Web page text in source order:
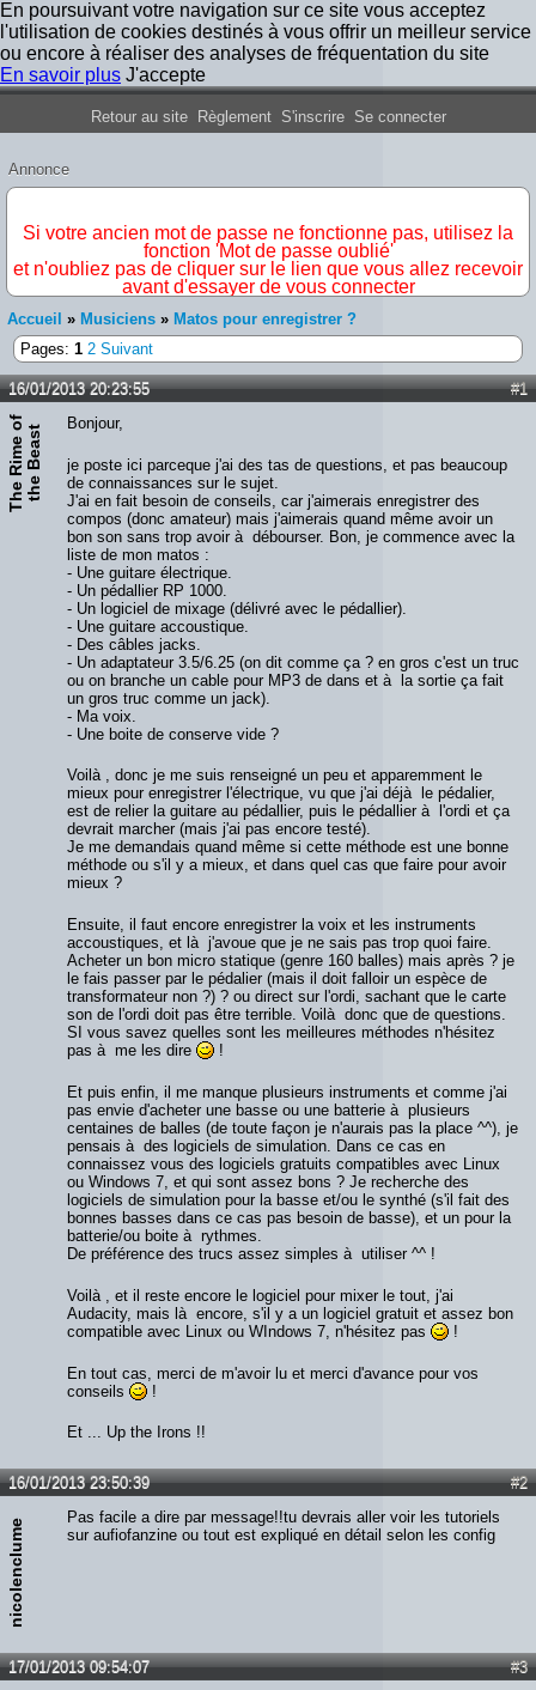
En poursuivant votre navigation sur ce site vous acceptez
l'utilisation de cookies destinés à vous offrir un meilleur service
ou encore à réaliser des analyses de fréquentation du site
En savoir plus J'accepte
Forum Iron Maiden France
Retour au site Règlement S'inscrire Se connecter
Annonce
Si votre ancien mot de passe ne fonctionne pas, utilisez la
fonction 'Mot de passe oublié'
et n'oubliez pas de cliquer sur le lien que vous allez recevoir
avant d'essayer de vous connecter
Accueil » Musiciens » Matos pour enregistrer ?
Pages: 1 2 Suivant
#1
16/01/2013 20:23:55
T
h
e
R
i
m
e
o
f
t
h
e
B
e
a
st
Bonjour,
je poste ici parceque j'ai des tas de questions, et pas beaucoup
de connaissances sur le sujet.
J'ai en fait besoin de conseils, car j'aimerais enregistrer des
compos (donc amateur) mais j'aimerais quand même avoir un
bon son sans trop avoir à débourser. Bon, je commence avec la
liste de mon matos :
- Une guitare électrique.
- Un pédallier RP 1000.
- Un logiciel de mixage (délivré avec le pédallier).
- Une guitare accoustique.
- Des câbles jacks.
- Un adaptateur 3.5/6.25 (on dit comme ça ? en gros c'est un truc
ou on branche un cable pour MP3 de dans et à la sortie ça fait
un gros truc comme un jack).
- Ma voix.
- Une boite de conserve vide ?
Voilà , donc je me suis renseigné un peu et apparemment le
mieux pour enregistrer l'électrique, vu que j'ai déjà le pédalier,
est de relier la guitare au pédallier, puis le pédallier à l'ordi et ça
devrait marcher (mais j'ai pas encore testé).
Je me demandais quand même si cette méthode est une bonne
méthode ou s'il y a mieux, et dans quel cas que faire pour avoir
mieux ?
Ensuite, il faut encore enregistrer la voix et les instruments
accoustiques, et là j'avoue que je ne sais pas trop quoi faire.
Acheter un bon micro statique (genre 160 balles) mais après ? je
le fais passer par le pédalier (mais il doit falloir un espèce de
transformateur non ?) ? ou direct sur l'ordi, sachant que le carte
son de l'ordi doit pas être terrible. Voilà donc que de questions.
SI vous savez quelles sont les meilleures méthodes n'hésitez
pas à me les dire
!
Et puis enfin, il me manque plusieurs instruments et comme j'ai
pas envie d'acheter une basse ou une batterie à plusieurs
centaines de balles (de toute façon je n'aurais pas la place ^^), je
pensais à des logiciels de simulation. Dans ce cas en
connaissez vous des logiciels gratuits compatibles avec Linux
ou Windows 7, et qui sont assez bons ? Je recherche des
logiciels de simulation pour la basse et/ou le synthé (s'il fait des
bonnes basses dans ce cas pas besoin de basse), et un pour la
batterie/ou boite à rythmes.
De préférence des trucs assez simples à utiliser ^^ !
Voilà , et il reste encore le logiciel pour mixer le tout, j'ai
Audacity, mais là encore, s'il y a un logiciel gratuit et assez bon
compatible avec Linux ou WIndows 7, n'hésitez pas
!
En tout cas, merci de m'avoir lu et merci d'avance pour vos
conseils
!
Et ... Up the Irons !!
#2
16/01/2013 23:50:39
nicolenclume
Pas facile a dire par message!!tu devrais aller voir les tutoriels
sur aufiofanzine ou tout est expliqué en détail selon les config
#3
17/01/2013 09:54:07